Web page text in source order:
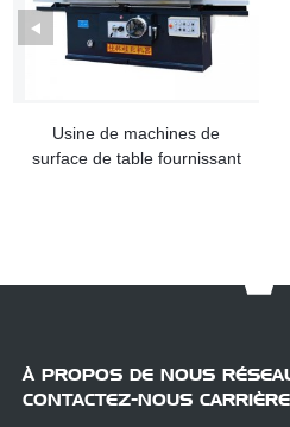
Usine de machines de
surface de table fournissant
À PROPOS DE NOUS
CONTACTEZ-NOUS